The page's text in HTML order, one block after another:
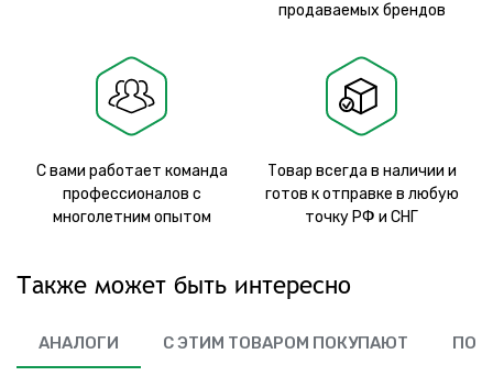
продаваемых брендов
С вами работает команда
профессионалов с
многолетним опытом
Товар всегда в наличии и
готов к отправке в любую
точку РФ и СНГ
Также может быть интересно
АНАЛОГИ С ЭТИМ ТОВАРОМ ПОКУПАЮТ